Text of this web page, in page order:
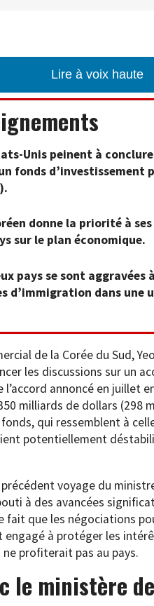
Lire à voix haute
Unis peinent à
fonds d’investissement
donne la priorité à
sur le plan économique.
pays se sont aggravées
d’immigration dans une
de la Corée du Sud,
les discussions sur un
annoncé en juillet
milliards de dollars (298
qui ressemblent à
potentiellement
voyage du
à des avancées
fait que les négociations
engagé à protéger les
profiterait pas au pays.
le ministère